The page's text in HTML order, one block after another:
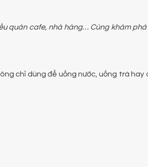
quán cafe, nhà hàng… Cùng khám
chỉ dùng để uống nước, uống trà